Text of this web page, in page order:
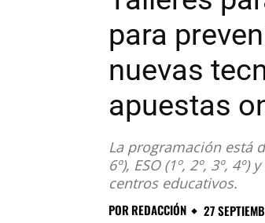
para
nuevas
apuestas
La programación está
6º), ESO (1º, 2º, 3º,
centros educativos.
POR REDACCIÓN 27